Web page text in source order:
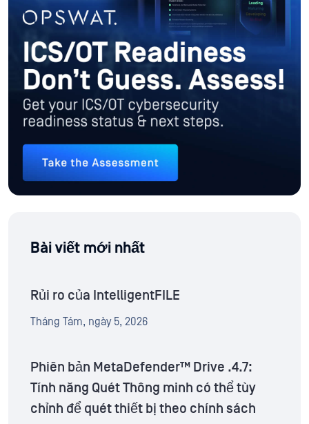
Bài viết mới nhất
Rủi ro của IntelligentFILE
Tháng Tám, ngày 5, 2026
Phiên bản MetaDefender™ Drive .4.7:
Tính năng Quét Thông minh có thể tùy
chỉnh để quét thiết bị theo chính sách